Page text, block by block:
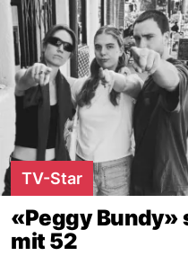
TV-Star
«Peggy Bundy»
mit 52